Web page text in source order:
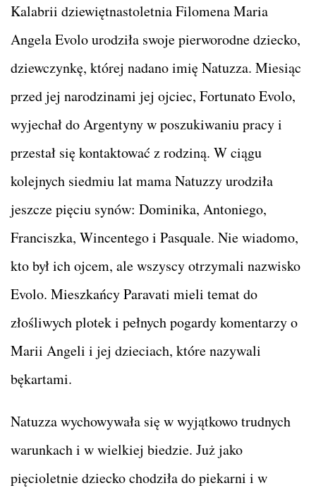
Kalabrii dziewiętnastoletnia Filomena Maria
Angela Evolo urodziła swoje pierworodne dziecko,
dziewczynkę, której nadano imię Natuzza. Miesiąc
przed jej narodzinami jej ojciec, Fortunato Evolo,
wyjechał do Argentyny w poszukiwaniu pracy i
przestał się kontaktować z rodziną. W ciągu
kolejnych siedmiu lat mama Natuzzy urodziła
jeszcze pięciu synów: Dominika, Antoniego,
Franciszka, Wincentego i Pasquale. Nie wiadomo,
kto był ich ojcem, ale wszyscy otrzymali nazwisko
Evolo. Mieszkańcy Paravati mieli temat do
złośliwych plotek i pełnych pogardy komentarzy o
Marii Angeli i jej dzieciach, które nazywali
bękartami.
Natuzza wychowywała się w wyjątkowo trudnych
warunkach i w wielkiej biedzie. Już jako
pięcioletnie dziecko chodziła do piekarni i w